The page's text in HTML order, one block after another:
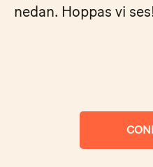
nedan. Hoppas vi